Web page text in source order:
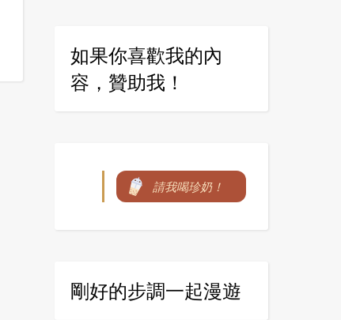
如果你喜歡我的內
容，贊助我！
請我喝珍奶！
剛好的步調一起漫遊